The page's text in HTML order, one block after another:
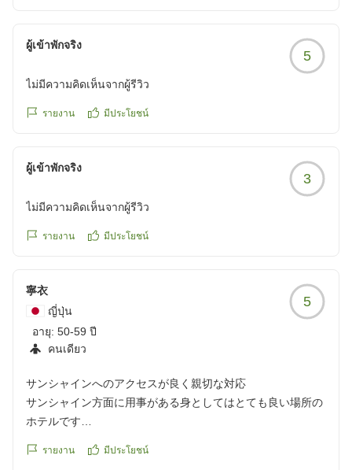
ผู้เข้าพักจริง
5
ไม่มีความคิดเห็นจากผู้รีวิว
รายงาน มีประโยชน์
ผู้เข้าพักจริง
3
ไม่มีความคิดเห็นจากผู้รีวิว
รายงาน มีประโยชน์
寧衣
ญี่ปุ่น
อายุ: 50-59 ปี
คนเดียว
5
サンシャインへのアクセスが良く親切な対応
サンシャイン方面に用事がある身としてはとても良い場所の
ホテルです
また伺います
รายงาน มีประโยชน์